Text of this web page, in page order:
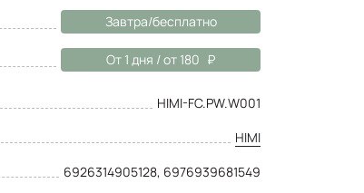
Завтра/бесплатно
От 1 дня / от 180
HIMI-FC.PW.W001
HIMI
6926314905128, 6976939681549